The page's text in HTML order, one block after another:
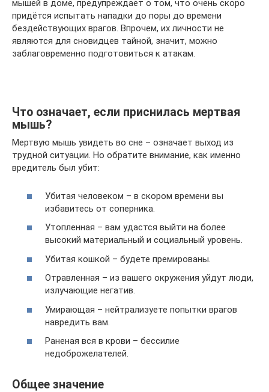
мышей в доме, предупреждает о том, что очень скоро
придётся испытать нападки до поры до времени
бездействующих врагов. Впрочем, их личности не
являются для сновидцев тайной, значит, можно
заблаговременно подготовиться к атакам.
Что означает, если приснилась мертвая
мышь?
Мертвую мышь увидеть во сне – означает выход из
трудной ситуации. Но обратите внимание, как именно
вредитель был убит:
Убитая человеком – в скором времени вы
избавитесь от соперника.
Утопленная – вам удастся выйти на более
высокий материальный и социальный уровень.
Убитая кошкой – будете премированы.
Отравленная – из вашего окружения уйдут люди,
излучающие негатив.
Умирающая – нейтрализуете попытки врагов
навредить вам.
Раненая вся в крови – бессилие
недоброжелателей.
Общее значение